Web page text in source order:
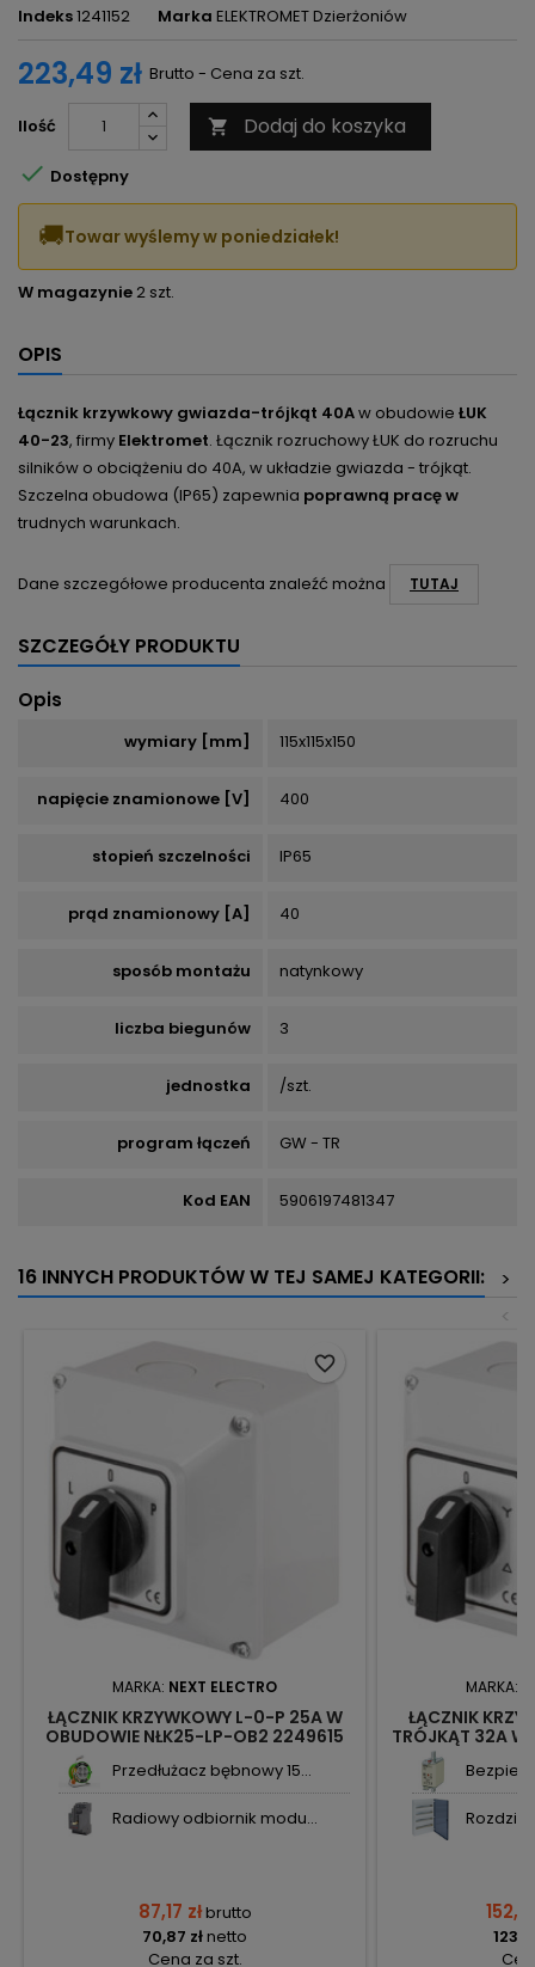
Indeks1241152 Marka ELEKTROMET Dzierżoniów
223,49 zł Brutto - Cena za szt.
Ilość  Dodaj do koszyka
 Dostępny
🚚Towar wyślemy w poniedziałek!
W magazynie 2 szt.
OPIS
Łącznik krzywkowy gwiazda-trójkąt 40Aw obudowie ŁUK
40-23, firmy Elektromet. Łącznik rozruchowy ŁUK do rozruchu
silników o obciążeniu do 40A, w układzie gwiazda - trójkąt.
Szczelna obudowa (IP65) zapewnia poprawną pracę w
trudnych warunkach.
Dane szczegółowe producenta znaleźć można TUTAJ
SZCZEGÓŁY PRODUKTU
Opis
wymiary [mm] 115x115x150
napięcie znamionowe [V] 400
stopień szczelności IP65
prąd znamionowy [A] 40
sposób montażu natynkowy
liczba biegunów 3
jednostka /szt.
program łączeń GW - TR
Kod EAN 5906197481347
16 INNYCH PRODUKTÓW W TEJ SAMEJ KATEGORII:
>
<
MARKA: NEXT ELECTRO
ŁĄCZNIK KRZYWKOWY L-0-P 25A W
OBUDOWIE NŁK25-LP-OB2 2249615
Przedłużacz bębnowy 15...
Radiowy odbiornik modu...
87,17 złbrutto
70,87 złnetto
Cena za szt.
favorite_border
MARKA:
ŁĄCZNIK
TRÓJKĄT 32A